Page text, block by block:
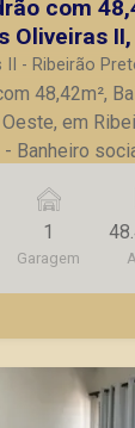
com
Oliveiras
Preto/SP.
II - Ribeirão
48,42m²,
em
-
01 vaga de
atender
em
ou
1
Garagem